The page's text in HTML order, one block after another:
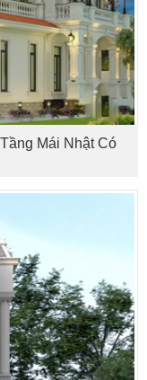
Mái Nhật Có